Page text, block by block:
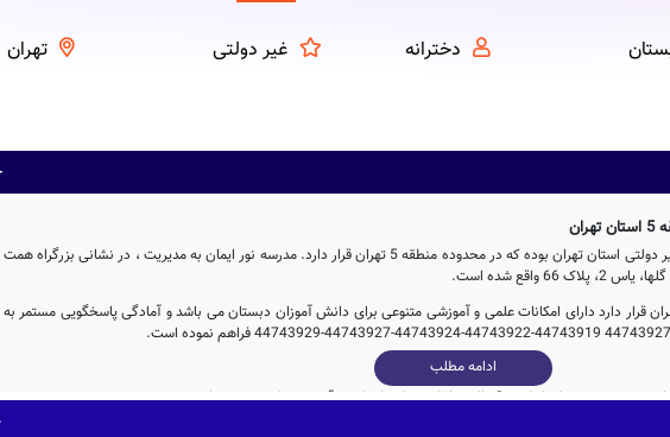
دخترانه غیر دولتی تهران
دبستان دخترانه نور ایمان ، از جمله مدارس غیر دولتی استان تهران بوده که در محدوده منطقه 5 تهران قرار دارد. مدرسه نور ایمان به مدیریت ، در نشانی بزرگراه همت
واقع شده است.
قرار دارد دارای امکانات علمی و آموزشی متنوعی برای دانش آموزان دبستان می باشد و آمادگی پاسخگویی مستمر به
ادامه مطلب